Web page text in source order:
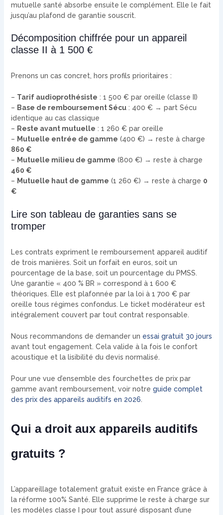
mutuelle santé absorbe ensuite le complément. Elle le fait
jusqu’au plafond de garantie souscrit.
Décomposition chiffrée pour un appareil
classe II à 1 500 €
Prenons un cas concret, hors profils prioritaires :
– Tarif audioprothésiste : 1 500 € par oreille (classe II)
– Base de remboursement Sécu: 400 € → part Sécu
identique au cas classique
– Reste avant mutuelle : 1 260 € par oreille
– Mutuelle entrée de gamme (400 €) → reste à charge
860 €
– Mutuelle milieu de gamme (800 €) → reste à charge
460 €
– Mutuelle haut de gamme (1 260 €) → reste à charge 0
€
Lire son tableau de garanties sans se
tromper
Les contrats expriment le remboursement appareil auditif
de trois manières. Soit un forfait en euros, soit un
pourcentage de la base, soit un pourcentage du PMSS.
Une garantie « 400 % BR » correspond à 1 600 €
théoriques. Elle est plafonnée par la loi à 1 700 € par
oreille tous régimes confondus. Le ticket modérateur est
intégralement couvert par tout contrat responsable.
Nous recommandons de demander un essai gratuit 30 jours
avant tout engagement. Cela valide à la fois le confort
acoustique et la lisibilité du devis normalisé.
Pour une vue d’ensemble des fourchettes de prix par
gamme avant remboursement, voir notre guide complet
des prix des appareils auditifs en 2026.
Qui a droit aux appareils auditifs
gratuits ?
L’appareillage totalement gratuit existe en France grâce à
la réforme 100% Santé. Elle supprime le reste à charge sur
les modèles classe I pour tout assuré disposant d’une